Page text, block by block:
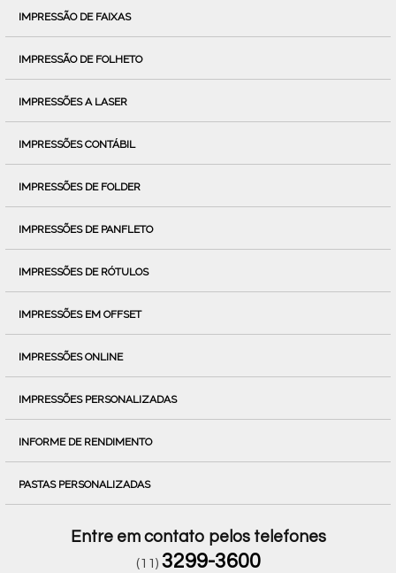
IMPRESSÃO DE FAIXAS
IMPRESSÃO DE FOLHETO
IMPRESSÕES A LASER
IMPRESSÕES CONTÁBIL
IMPRESSÕES DE FOLDER
IMPRESSÕES DE PANFLETO
IMPRESSÕES DE RÓTULOS
IMPRESSÕES EM OFFSET
IMPRESSÕES ONLINE
IMPRESSÕES PERSONALIZADAS
INFORME DE RENDIMENTO
PASTAS PERSONALIZADAS
Entre em contato pelos telefones
(11) 3299-3600